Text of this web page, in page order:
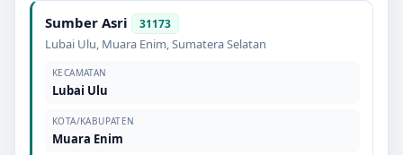
Sumber Asri 31173
Lubai Ulu, Muara Enim,Sumatera Selatan
KECAMATAN
Lubai Ulu
KOTA/KABUPATEN
Muara Enim